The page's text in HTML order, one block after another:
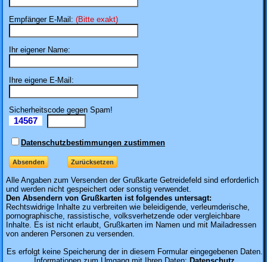
Empfänger E-Mail: (Bitte exakt)
Ihr eigener Name:
Ihre eigene E-Mail:
Sicherheitscode gegen Spam!
14567
Datenschutzbestimmungen zustimmen
Alle Angaben zum Versenden der Grußkarte Getreidefeld sind erforderlich
und werden nicht gespeichert oder sonstig verwendet.
Den Absendern von Grußkarten ist folgendes untersagt:
Rechtswidrige Inhalte zu verbreiten wie beleidigende, verleumderische,
pornographische, rassistische, volksverhetzende oder vergleichbare
Inhalte. Es ist nicht erlaubt, Grußkarten im Namen und mit Mailadressen
von anderen Personen zu versenden.
Es erfolgt keine Speicherung der in diesem Formular eingegebenen Daten.